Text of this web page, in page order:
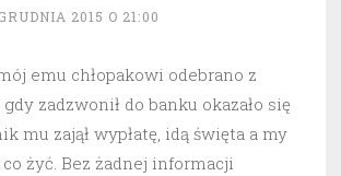
2015 O 21:00
emu chłopakowi odebrano z
gdy zadzwonił do banku okazało się
mu zajął wypłatę, idą święta a my
żyć. Bez żadnej informacji